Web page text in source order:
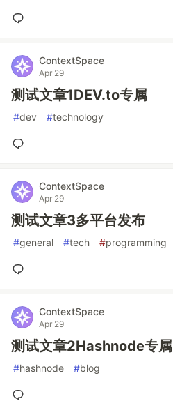
ContextSpace
Apr 29
测试文章1DEV.to专属
#dev #technology
ContextSpace
Apr 29
测试文章3多平台发布
#general #tech #programming
ContextSpace
Apr 29
测试文章2Hashnode专属
#hashnode #blog